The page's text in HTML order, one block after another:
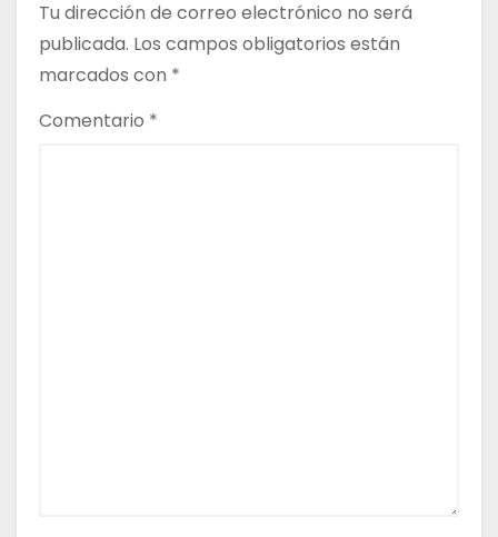
t
r
a
Tu dirección de correo electrónico no será
publicada. Los campos obligatorios están
marcados con *
Comentario *